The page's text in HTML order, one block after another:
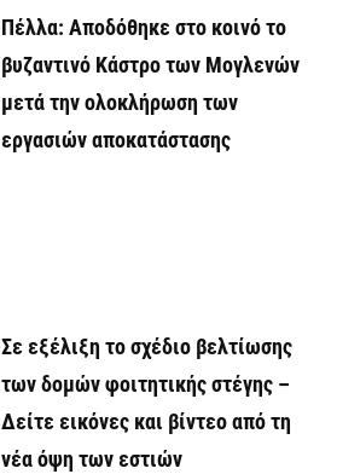
Πέλλα: Αποδόθηκε στο κοινό το
βυζαντινό Κάστρο των Μογλενών
μετά την ολοκλήρωση των
εργασιών αποκατάστασης
Σε εξέλιξη το σχέδιο βελτίωσης
των δομών φοιτητικής στέγης –
Δείτε εικόνες και βίντεο από τη
νέα όψη των εστιών